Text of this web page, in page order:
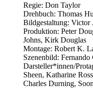
Regie: Don Taylor
Drehbuch: Thomas
Bildgestaltung: Victor
Produktion: Peter
Johns, Kirk Douglas
Montage: Robert K.
Szenenbild: Fernando
Darsteller*innen/
Sheen, Katharine
Charles Durning,